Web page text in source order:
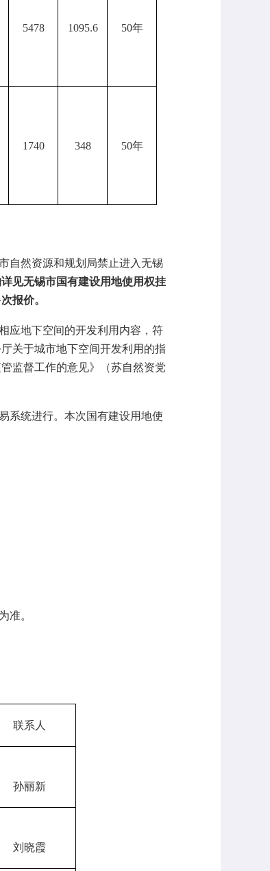
5478 1095.6 50年
1740 348 50年
自然资源和规划局禁止进入无锡
见无锡市国有建设用地使用权挂
报价。
应地下空间的开发利用内容， 符
厅关于城市地下空间开发利用的指
监督工作的意见》（苏自然资党
系统进行。本次国有建设用地使
准。
联系人
孙丽新
刘晓霞